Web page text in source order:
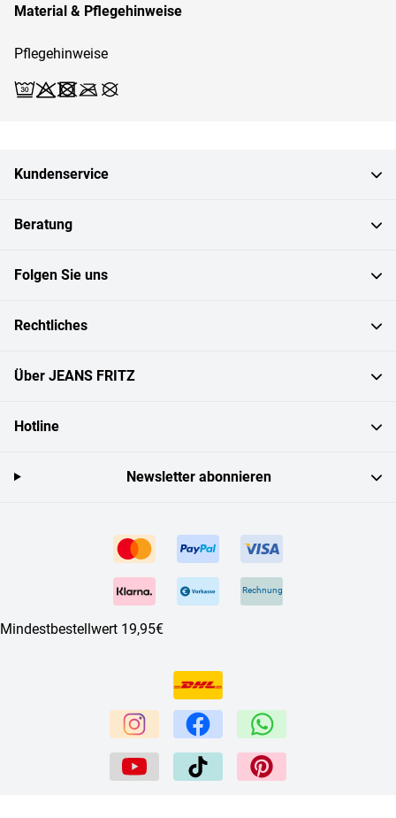
Material & Pflegehinweise
Pflegehinweise
Kundenservice
Beratung
Folgen Sie uns
Rechtliches
Über JEANS FRITZ
Hotline
Rechnung
Mindestbestellwert 19,95€
Newsletter abonnieren